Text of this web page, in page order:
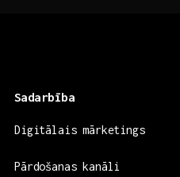
Sadarbība
Digitālais mārketings
Pārdošanas kanāli